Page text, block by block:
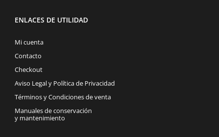
ENLACES DE UTILIDAD
Mi cuenta
Contacto
Checkout
Aviso Legal y Política de Privacidad
Términos y Condiciones de venta
Manuales de conservación
y mantenimiento